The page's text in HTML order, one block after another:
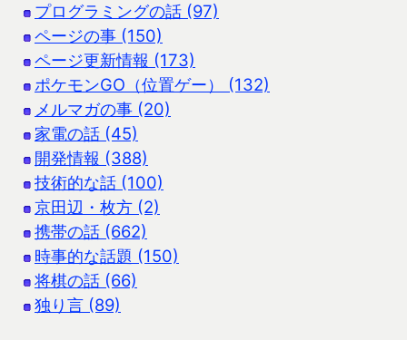
プログラミングの話 (97)
ページの事 (150)
ページ更新情報 (173)
ポケモンGO（位置ゲー） (132)
メルマガの事 (20)
家電の話 (45)
開発情報 (388)
技術的な話 (100)
京田辺・枚方 (2)
携帯の話 (662)
時事的な話題 (150)
将棋の話 (66)
独り言 (89)